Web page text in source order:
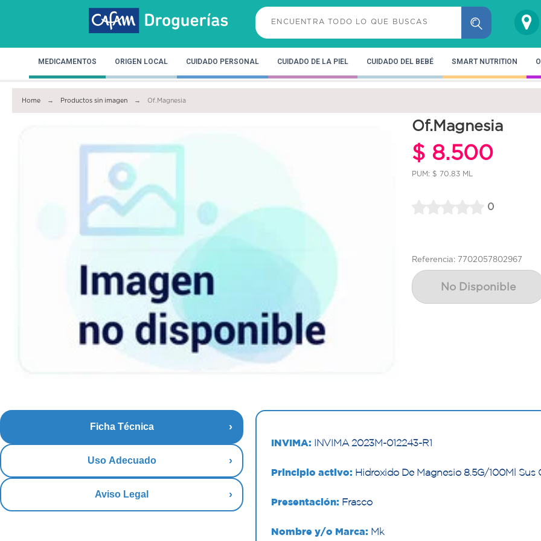
MEDICAMENTOS ORIGEN LOCAL CUIDADO PERSONAL CUIDADO DE LA PIEL CUIDADO DEL BEBÉ SMART NUTRITION
Home Productos sin imagen Of.Magnesia
Of.Magnesia
$ 8.500
PUM: $ 70.83 ML
0
Referencia: 7702057802967
No Disponible
Ficha Técnica
Uso Adecuado
Aviso Legal
INVIMA: INVIMA 2023M-012243-R1
Principio activo: Hidroxido De Magnesio 8.5G/100Ml Sus
Presentación: Frasco
Nombre y/o Marca: Mk